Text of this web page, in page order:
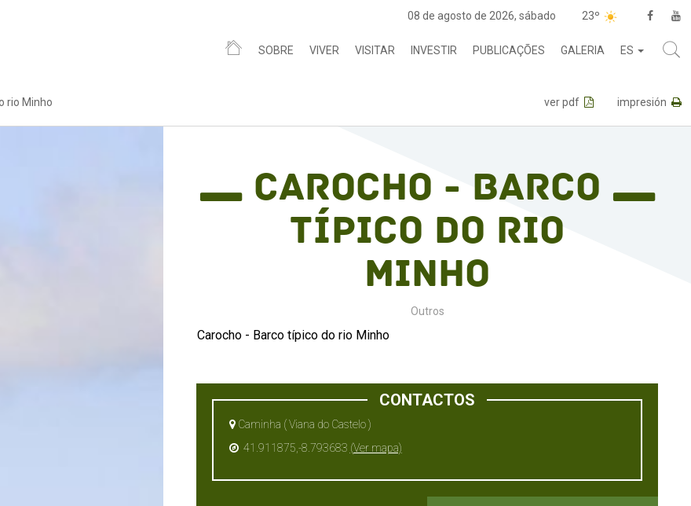
08 de agosto de 2026, sábado 23º
SOBRE VIVER VISITAR INVESTIR PUBLICAÇÕES GALERIA ES
rio Minho ver pdf impresión
Carocho - Barco
típico do rio
Minho
Outros
Carocho - Barco típico do rio Minho
CONTACTOS
Caminha ( Viana do Castelo )
41.911875,-8.793683 (Ver mapa)